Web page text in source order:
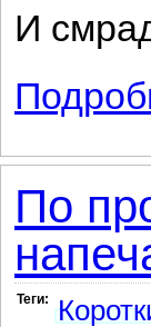
И
По
Теги: